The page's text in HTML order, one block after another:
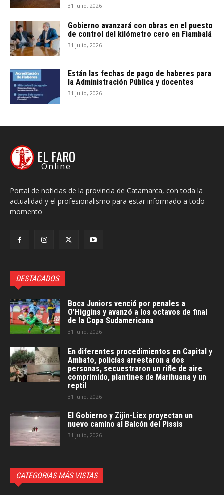
31 julio, 2026
Gobierno avanzará con obras en el puesto
de control del kilómetro cero en Fiambalá
31 julio, 2026
Están las fechas de pago de haberes para
la Administración Pública y docentes
31 julio, 2026
EL FARO
Online
Portal de noticias de la provincia de Catamarca, con toda la
actualidad y el profesionalismo para estar informado a todo
momento
DESTACADOS
Boca Juniors venció por penales a
O’Higgins y avanzó a los octavos de final
de la Copa Sudamericana
31 julio, 2026
En diferentes procedimientos en Capital y
Ambato, policías arrestaron a dos
personas, secuestraron un rifle de aire
comprimido, plantines de Marihuana y un
reptil
31 julio, 2026
El Gobierno y Zijin-Liex proyectan un
nuevo camino al Balcón del Pissis
31 julio, 2026
CATEGORIAS MÁS VISTAS